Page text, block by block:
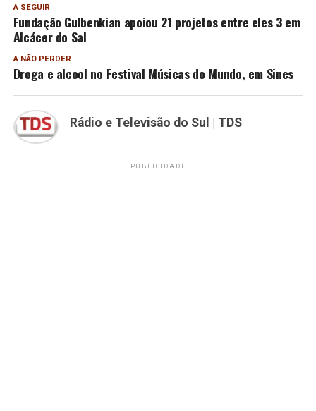
A SEGUIR
Fundação Gulbenkian apoiou 21 projetos entre eles 3 em
Alcácer do Sal
A NÃO PERDER
Droga e alcool no Festival Músicas do Mundo, em Sines
Rádio e Televisão do Sul | TDS
PUBLICIDADE